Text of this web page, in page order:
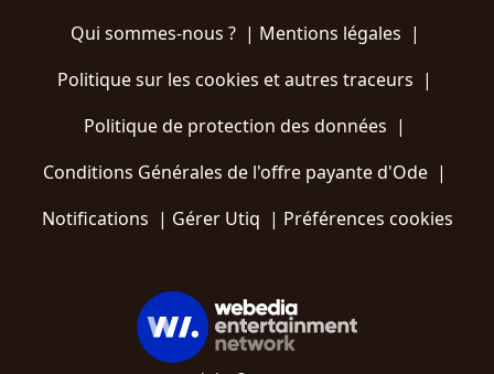
Qui sommes-nous ?| Mentions légales |
Politique sur les cookies et autres traceurs |
Politique de protection des données |
Conditions Générales de l'offre payante d'Ode |
Notifications | Gérer Utiq | Préférences cookies